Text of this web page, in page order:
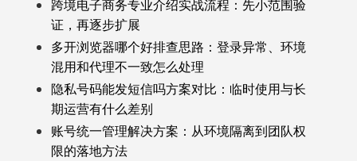
跨境电子商务专业介绍实战流程：先小范围验
证，再逐步扩展
多开浏览器哪个好排查思路：登录异常、环境
混用和代理不一致怎么处理
隐私号码能发短信吗方案对比：临时使用与长
期运营有什么差别
账号统一管理解决方案：从环境隔离到团队权
限的落地方法